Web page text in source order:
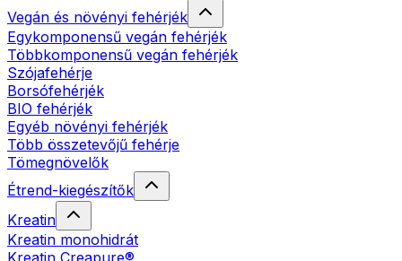
Vegán és növényi fehérjék
Egykomponensű vegán fehérjék
Többkomponensű vegán fehérjék
Szójafehérje
Borsófehérjék
BIO fehérjék
Egyéb növényi fehérjék
Több összetevőjű fehérje
Tömegnövelők
Étrend-kiegészítők
Kreatin
Kreatin monohidrát